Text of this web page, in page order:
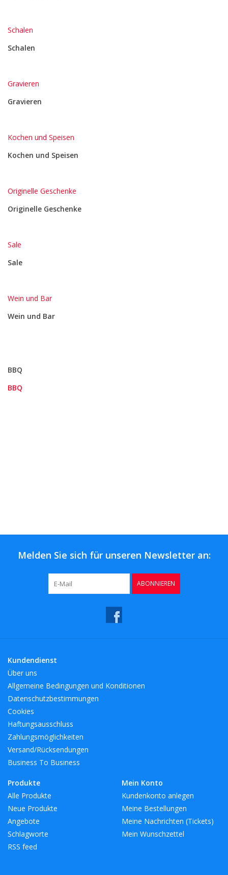
Schalen
Schalen
Gravieren
Gravieren
Kochen und Speisen
Kochen und Speisen
Originelle Geschenke
Originelle Geschenke
Sale
Sale
Wein und Bar
Wein und Bar
BBQ
BBQ
Melden Sie sich für unseren Newsletter an:
ABONNIEREN
Kundendienst
Über uns
Allgemeine Bedingungen und Konditionen
Datenschutzbestimmungen
Cookies
Haftungsausschluss
Zahlungsmöglichkeiten
Versand/Rücksendungen
Business To Business
Produkte
Alle Produkte
Neue Produkte
Angebote
Schlagworte
RSS feed
Mein Konto
Kundenkonto anlegen
Meine Bestellungen
Meine Nachrichten (Tickets)
Mein Wunschzettel